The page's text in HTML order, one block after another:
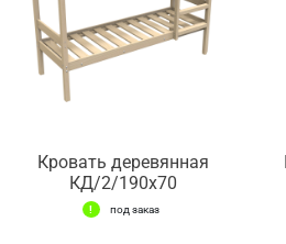
Кровать деревянная
КД/2/190х70
под заказ